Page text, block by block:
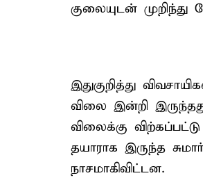
குலையுடன்
இதுகுறித்து
விலை இன்றி
விலைக்கு
தயாராக இருந்த
நாசமாகிவிட்டன.